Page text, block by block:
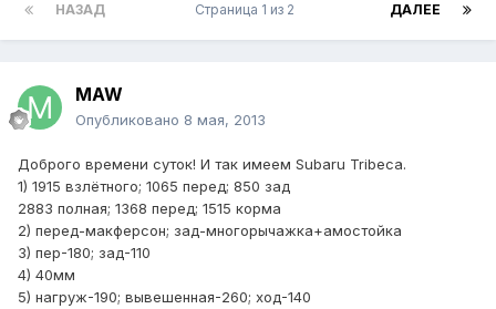
НАЗАД ДАЛЕЕ
Страница 1 из 2
MAW
Опубликовано 8 мая, 2013
Доброго времени суток! И так имеем Subaru Tribeca.
1) 1915 взлётного; 1065 перед; 850 зад
2883 полная; 1368 перед; 1515 корма
2) перед-макферсон; зад-многорычажка+амостойка
3) пер-180; зад-110
4) 40мм
5) нагруж-190; вывешенная-260; ход-140